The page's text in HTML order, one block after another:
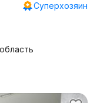
Суперхозяин